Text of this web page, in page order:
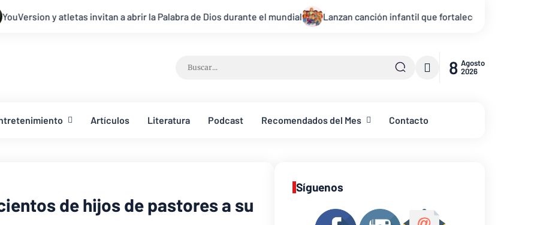
a abrir la Palabra de Dios durante el mundial Lanzan canción infantil que fortalece la identidad y autoestima de los
8 Agosto
2026
Artículos Literatura Podcast Recomendados del Mes Contacto
de hijos de pastores a su
Síguenos